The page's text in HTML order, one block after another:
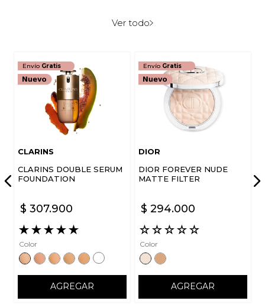
Dirección de email
Escribe un comentario
Ver todo
Envío Gratis
CLARINS
CLARINS DOUBLE SERUM
FOUNDATION
$ 307.900
★★★★★
Color
AGREGAR
Envío Gratis
DIOR
DIOR FOREVER NUDE
MATTE FILTER
$ 294.000
☆☆☆☆☆
Color
AGREGAR